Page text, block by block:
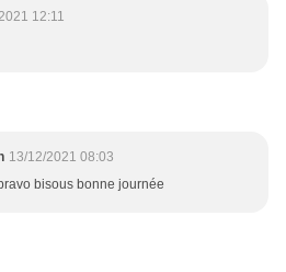
12:11
13/12/2021 08:03
bisous bonne journée